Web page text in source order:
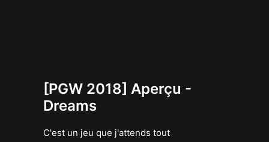
[PGW 2018] Aperçu -
Dreams
C'est un jeu que j'attends tout